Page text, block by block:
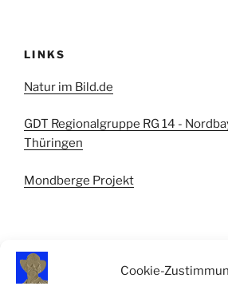
Cookie-
LINKS
Natur im Bild.de
GDT Regionalgruppe RG 14 -
Thüringen
Mondberge Projekt
IMPRESSUM